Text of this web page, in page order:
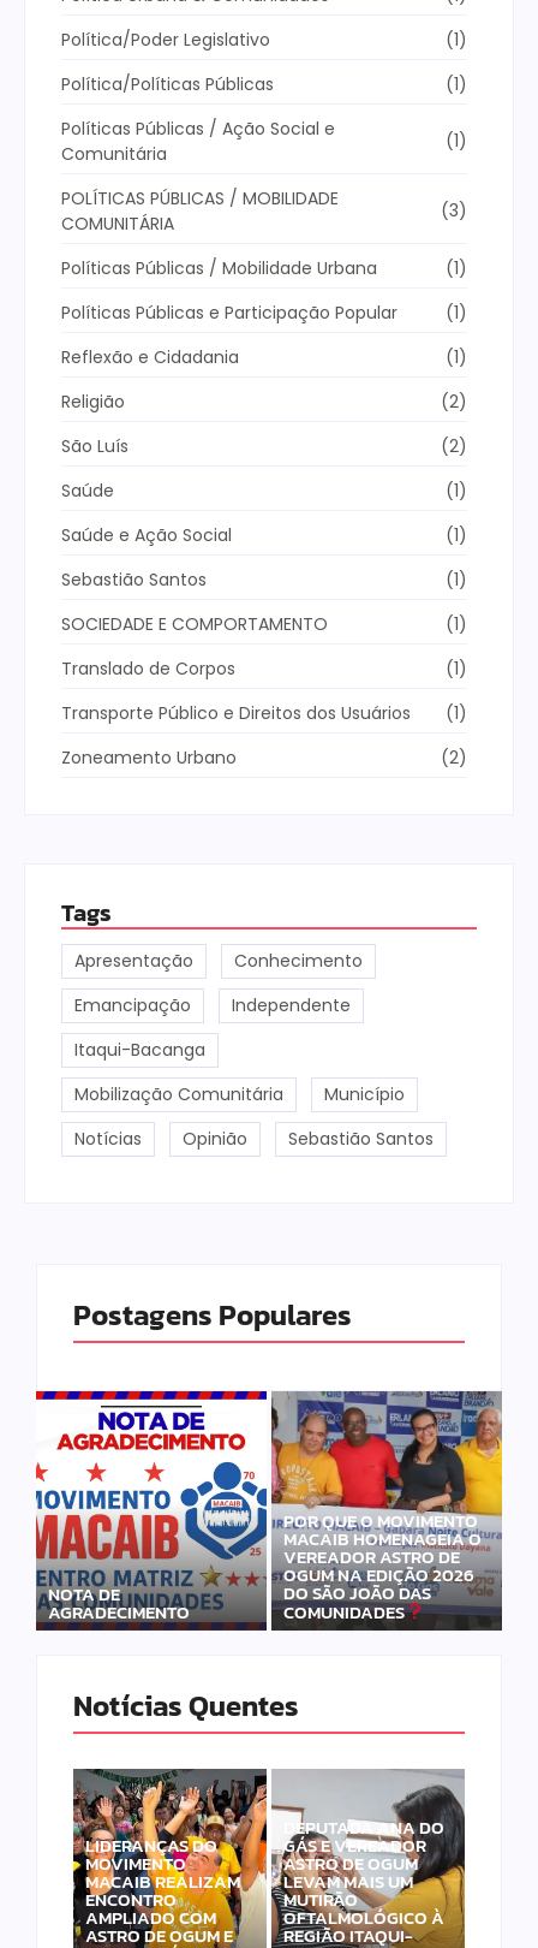
Política/Poder Legislativo
(1)
Política/Políticas Públicas
(1)
Políticas Públicas / Ação Social e
Comunitária
(1)
POLÍTICAS PÚBLICAS / MOBILIDADE
COMUNITÁRIA
(3)
Políticas Públicas / Mobilidade Urbana
(1)
Políticas Públicas e Participação Popular
(1)
Reflexão e Cidadania
(1)
Religião
(2)
São Luís
(2)
Saúde
(1)
Saúde e Ação Social
(1)
Sebastião Santos
(1)
SOCIEDADE E COMPORTAMENTO
(1)
Translado de Corpos
(1)
Transporte Público e Direitos dos Usuários
(1)
Zoneamento Urbano
(2)
Tags
Apresentação
Conhecimento
Emancipação
Independente
Itaqui-Bacanga
Mobilização Comunitária
Município
Notícias
Opinião Sebastião Santos
Postagens Populares
NOTA DE
AGRADECIMENTO
POR QUE O MOVIMENTO
MACAIB HOMENAGEIA O
VEREADOR ASTRO DE
OGUM NA EDIÇÃO 2026
DO SÃO JOÃO DAS
COMUNIDADES
Notícias Quentes
LIDERANÇAS DO
MOVIMENTO
MACAIB REALIZAM
ENCONTRO
AMPLIADO COM
ASTRO DE OGUM E
DEPUTADA ANA DO
GÁS E VEREADOR
ASTRO DE OGUM
LEVAM MAIS UM
MUTIRÃO
OFTALMOLÓGICO À
REGIÃO ITAQUI-